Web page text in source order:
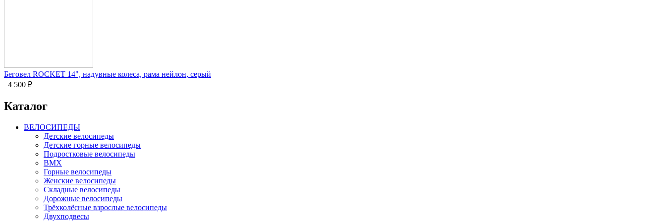
Беговел ROCKET 14", надувные колеса, рама нейлон, серый
4 500 ₽
Каталог
ВЕЛОСИПЕДЫ
Детские велосипеды
Детские горные велосипеды
Подростковые велосипеды
BMX
Горные велосипеды
Женские велосипеды
Складные велосипеды
Дорожные велосипеды
Трёхколёсные взрослые велосипеды
Двухподвесы